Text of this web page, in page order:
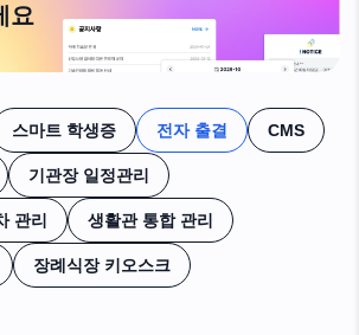
요
스마트 학생증 전자 출결 CMS
기관장 일정관리
관리 생활관 통합 관리
장례식장 키오스크